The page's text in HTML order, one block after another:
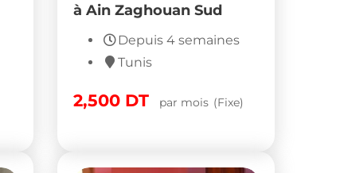
à Ain Zaghouan Sud
Depuis 4 semaines
Tunis
2,500 DT par mois (Fixe)